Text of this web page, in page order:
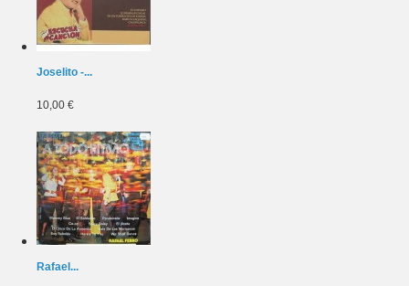
Joselito -...
10,00 €
Rafael...